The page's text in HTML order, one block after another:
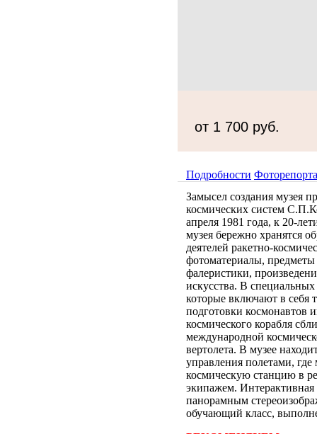
от 1 700 руб.
Подробности
Замысел создания музея
космических систем
апреля 1981 года, к 20-
музея бережно хранятся
деятелей ракетно-
фотоматериалы,
фалеристики,
искусства. В
которые включают в себя
подготовки космонавтов
космического корабля
международной
вертолета. В музее
управления полетами,
космическую станцию в
экипажем.
панорамным
обучающий класс,